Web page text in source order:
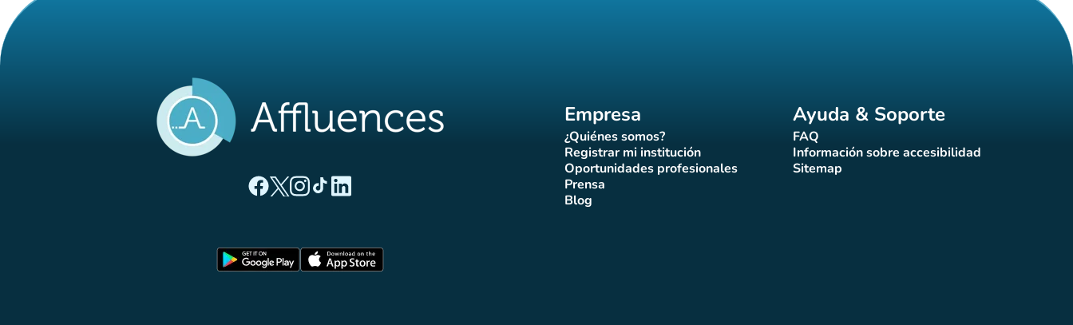
(nueva pestaña)
(nueva pestaña)
(nueva pestaña)
(nueva pestaña)
(nueva pestaña)
Empresa
¿Quiénes somos?
(nueva pestaña)
Registrar mi institución
(nueva pestaña)
Oportunidades profesionales
(nueva pestaña)
Prensa(nueva pestaña)
Blog(nueva pestaña)
Ayuda & Soporte
FAQ(nueva pestaña)
Información sobre accesibilidad
(nueva pestaña)
Sitemap(nueva pestaña)